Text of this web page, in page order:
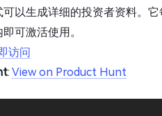
以生成详细的投资者资料。
可激活使用。
访问
: View on Product Hunt